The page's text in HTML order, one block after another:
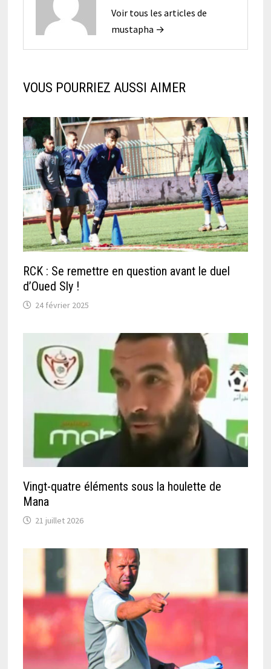
Voir tous les articles de
mustapha →
VOUS POURRIEZ AUSSI AIMER
RCK : Se remettre en question avant le duel
d’Oued Sly !
24 février 2025
Vingt-quatre éléments sous la houlette de
Mana
21 juillet 2026